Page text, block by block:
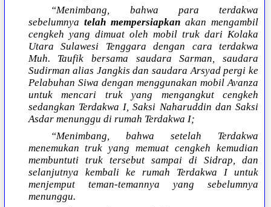
“Menimbang, bahwa para terdakwa
sebelumnya telah mempersiapkanakan mengambil
cengkeh yang dimuat oleh mobil truk dari Kolaka
Utara Sulawesi Tenggara dengan cara terdakwa
Muh. Taufik bersama saudara Sarman, saudara
Sudirman alias Jangkis dan saudara Arsyad pergi ke
Pelabuhan Siwa dengan menggunakan mobil Avanza
untuk mencari truk yang mengangkut cengkeh
sedangkan Terdakwa I, Saksi Naharuddin dan Saksi
Asdar menunggu di rumah Terdakwa I;
“Menimbang, bahwa setelah Terdakwa
menemukan truk yang memuat cengkeh kemudian
membuntuti truk tersebut sampai di Sidrap, dan
selanjutnya kembali ke rumah Terdakwa I untuk
menjemput teman-temannya yang sebelumnya
menunggu.